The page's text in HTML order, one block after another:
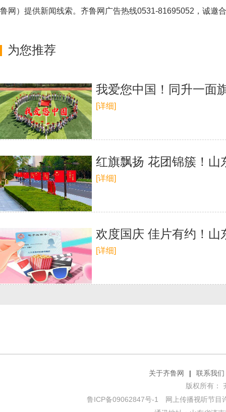
鲁网 ）提供新闻线索。齐鲁网广告热线0531-81695052 ，诚邀
为您推荐
我爱您中国！同升一面
[详细]
红旗飘扬 花团锦簇！山
[详细]
欢度国庆 佳片有约！山
[详细]
关于齐鲁网 |
联系我们
版权所有：
鲁ICP备09062847号-1 网上传播视听节目